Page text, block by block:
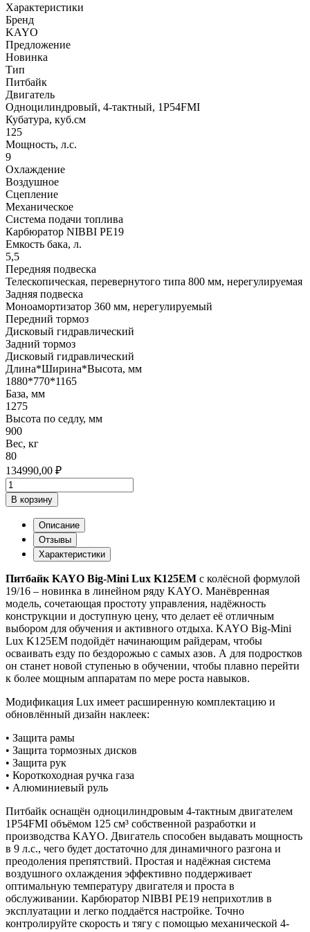
Характеристики
Бренд
KAYO
Предложение
Новинка
Тип
Питбайк
Двигатель
Одноцилиндровый, 4-тактный, 1P54FMI
Кубатура, куб.см
125
Мощность, л.с.
9
Охлаждение
Воздушное
Сцепление
Механическое
Система подачи топлива
Карбюратор NIBBI PE19
Емкость бака, л.
5,5
Передняя подвеска
Телескопическая, перевернутого типа 800 мм, нерегулируемая
Задняя подвеска
Моноамортизатор 360 мм, нерегулируемый
Передний тормоз
Дисковый гидравлический
Задний тормоз
Дисковый гидравлический
Длина*Ширина*Высота, мм
1880*770*1165
База, мм
1275
Высота по седлу, мм
900
Вес, кг
80
134990,00 ₽
Количество
товара
Питбайк
KAYO
MINI
LUX
19/16
2026
В корзину
Описание
Отзывы
Характеристики
Питбайк KAYO Big-Mini Lux K125EM с колёсной формулой
19/16 – новинка в линейном ряду KAYO. Манёвренная
модель, сочетающая простоту управления, надёжность
конструкции и доступную цену, что делает её отличным
выбором для обучения и активного отдыха. KAYO Big-Mini
Lux K125EM подойдёт начинающим райдерам, чтобы
осваивать езду по бездорожью с самых азов. А для подростков
он станет новой ступенью в обучении, чтобы плавно перейти
к более мощным аппаратам по мере роста навыков.
Модификация Lux имеет расширенную комплектацию и
обновлённый дизайн наклеек:
• Защита рамы
• Защита тормозных дисков
• Защита рук
• Короткоходная ручка газа
• Алюминиевый руль
Питбайк оснащён одноцилиндровым 4-тактным двигателем
1P54FMI объёмом 125 см³ собственной разработки и
производства KAYO. Двигатель способен выдавать мощность
в 9 л.с., чего будет достаточно для динамичного разгона и
преодоления препятствий. Простая и надёжная система
воздушного охлаждения эффективно поддерживает
оптимальную температуру двигателя и проста в
обслуживании. Карбюратор NIBBI PE19 неприхотлив в
эксплуатации и легко поддаётся настройке. Точно
контролируйте скорость и тягу с помощью механической 4-